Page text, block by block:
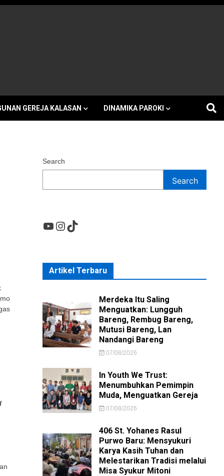
Kalasan
GEREJA KALASAN DINAMIKA PAROKI
Search
Search
YouTube
Instagram
TikTok
Artikel Terbaru
Merdeka Itu Saling
Menguatkan: Lungguh
Bareng, Rembug Bareng,
Mutusi Bareng, Lan
Nandangi Bareng
07/08/2026
In Youth We Trust:
Menumbuhkan Pemimpin
Muda, Menguatkan Gereja
07/08/2026
406 St. Yohanes Rasul
Purwo Baru: Mensyukuri
Karya Kasih Tuhan dan
Melestarikan Tradisi melalui
Misa Syukur Mitoni